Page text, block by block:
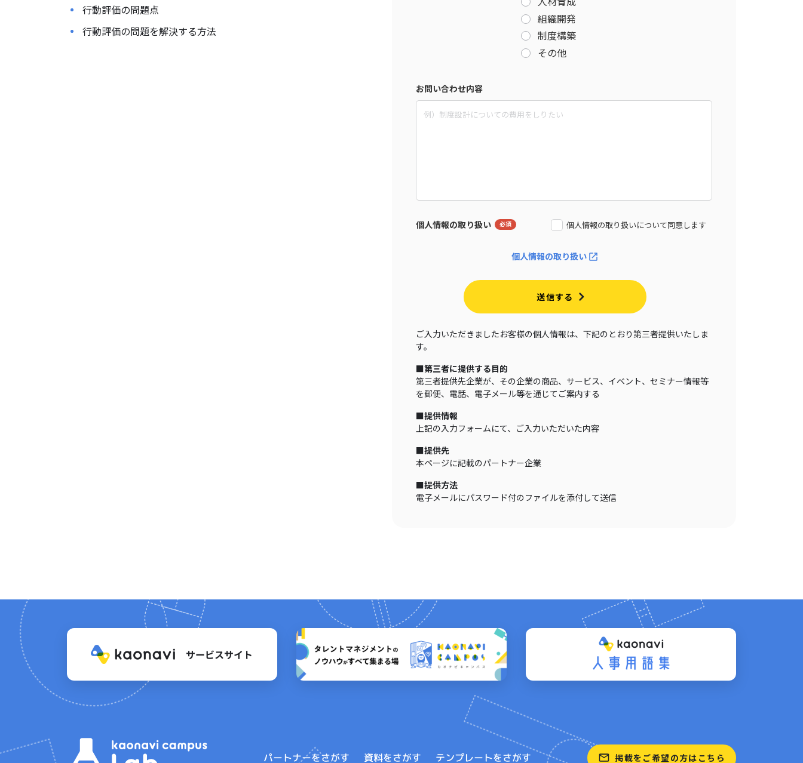
行動評価の問題点
行動評価の問題を解決する方法
組織開発
制度構築
その他
お問い合わせ内容
個人情報の取り扱い 個人情報の取り扱いについて同意します
個人情報の取り扱い
送信する
ご入力いただきましたお客様の個人情報は、下記のとおり第三者提供いたしま
す。
■第三者に提供する目的
第三者提供先企業が、その企業の商品、サービス、イベント、セミナー情報等
を郵便、電話、電子メール等を通じてご案内する
■提供情報
上記の入力フォームにて、ご入力いただいた内容
■提供先
本ページに記載のパートナー企業
■提供方法
電子メールにパスワード付のファイルを添付して送信
パートナーをさがす 資料をさがす テンプレートをさがす 掲載をご希望の方はこちら